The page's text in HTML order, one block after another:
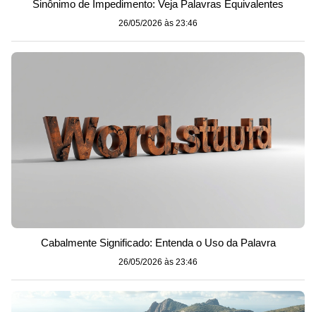
Sinônimo de Impedimento: Veja Palavras Equivalentes
26/05/2026 às 23:46
Cabalmente Significado: Entenda o Uso da Palavra
26/05/2026 às 23:46